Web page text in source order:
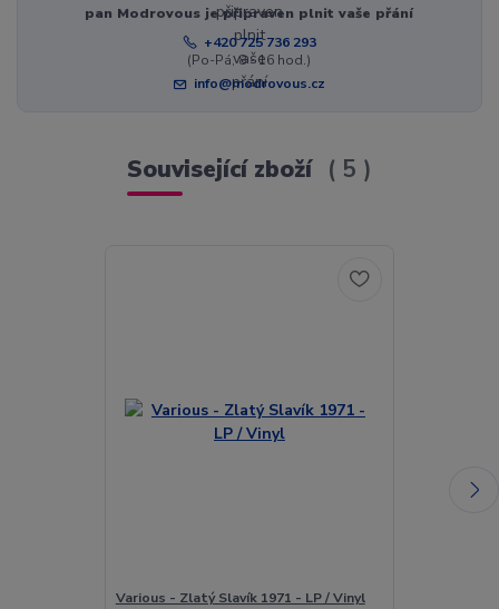
pan Modrovous je připraven plnit vaše přání
+420 725 736 293
(Po-Pá, 8 - 16 hod.)
info@modrovous.cz
Související zboží 5
Various - Zlatý Slavík 1971 - LP / Vinyl